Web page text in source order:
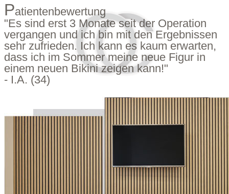
Patientenbewertung
"Es sind erst 3 Monate seit der Operation
vergangen und ich bin mit den Ergebnissen
sehr zufrieden. Ich kann es kaum erwarten,
dass ich im Sommer meine neue Figur in
einem neuen Bikini zeigen kann!"
- I.A. (34)